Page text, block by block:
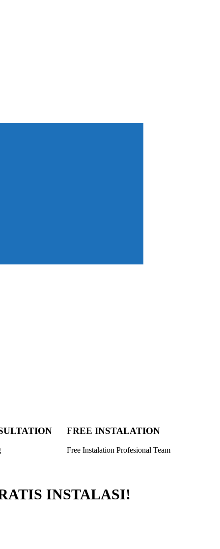
FREE INSTALATION
Free Instalation Profesional Team
INSTALASI!